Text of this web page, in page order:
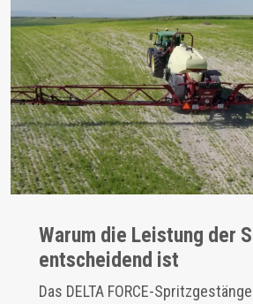
Warum die Leistung der
entscheidend ist
Das DELTA FORCE-